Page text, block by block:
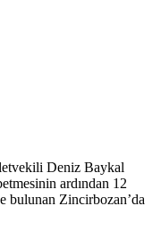
Deniz Baykal
ardından 12
bulunan Zincirbozan’da